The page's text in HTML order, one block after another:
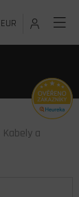
EUR
Kabely a